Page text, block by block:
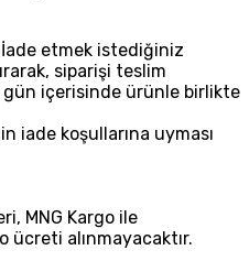
etmek istediğiniz
siparişi teslim
gün içerisinde ürünle birlikte
iade koşullarına uyması
MNG Kargo ile
alınmayacaktır.